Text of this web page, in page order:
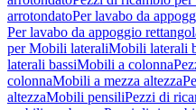
arrotondatoPer lavabo da
Per lavabo da appoggio
per Mobili lateraliMobili laterali
laterali bassiMobili a colonna
colonnaMobili a mezza altezza
altezzaMobili pensiliPezzi di